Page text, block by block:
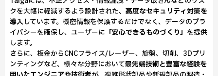
クを大幅に軽減するよう設計された、 高度なセキュリティ対策を
導入しています。機密情報を保護するだけでなく、データのプラ
イバシーを確保し、ユーザーに 「安心できるものづくり」 を提供
します。
さらに、板金からCNCフライス/レーザー、旋盤、切削、3Dプリ
ンティングなど、様々な分野において最先端技術と豊富な経験を